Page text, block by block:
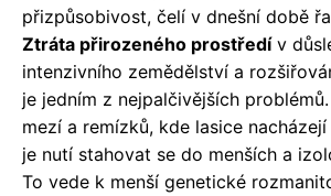
přizpůsobivost, čelí v dnešní době
Ztráta přirozeného prostředív
intenzivního zemědělství a
je jedním z nejpalčivějších
mezí a remízků, kde lasice
je nutí stahovat se do menších a
To vede k menší genetické